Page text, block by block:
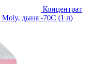
Концентрат
Moly, дыня -70С (1 л)